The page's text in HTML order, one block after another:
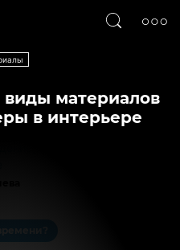
виды материалов
в интерьере